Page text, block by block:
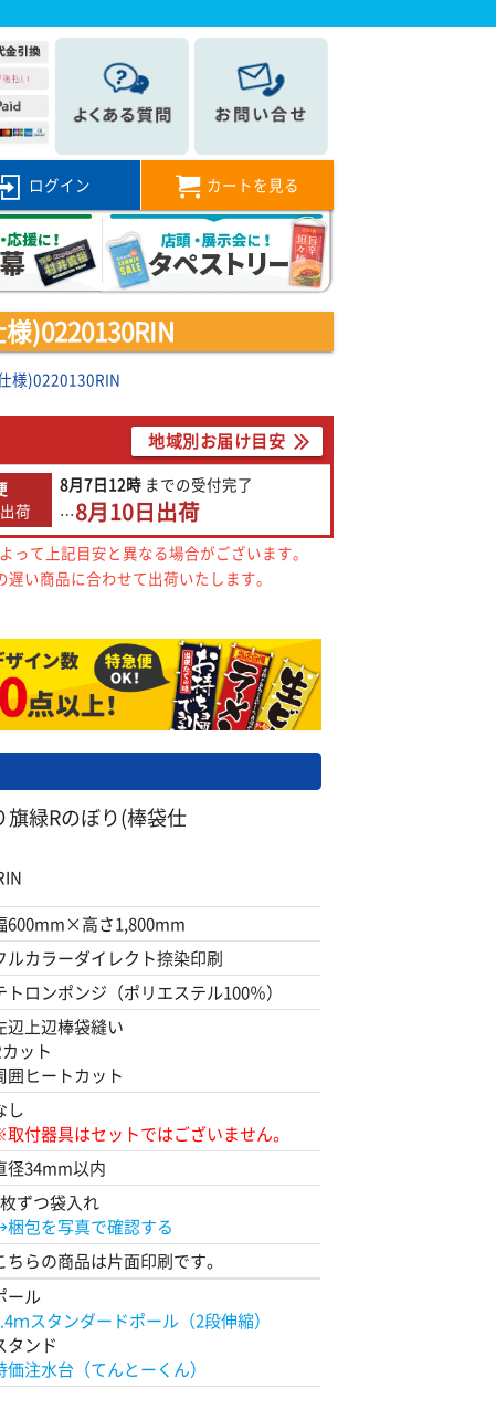
ログイン カートを見る
)0220130RIN
様)0220130RIN
地域別お届け目安
荷
8月7日12時 までの受付完了
…8月10日出荷
て上記目安と異なる場合がございます。
い商品に合わせて出荷いたします。
緑Rのぼり(棒袋仕
600mm×高さ1,800mm
ルカラーダイレクト捺染印刷
トロンポンジ（ポリエステル100％）
辺上辺棒袋縫い
ット
囲ヒートカット
し
付器具はセットではございません。
径34mm以内
ずつ袋入れ
包を写真で確認する
ちらの商品は片面印刷です。
ール
ｍスタンダードポール（2段伸縮）
タンド
価注水台（てんとーくん）